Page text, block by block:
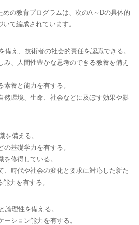
の教育プログラムは、次のA～Dの具体的
て編成されています。
備え、技術者の社会的責任を認識できる。
み、人間性豊かな思考のできる教養を備え
養と能力を有する。
然環境、生命、社会などに及ぼす効果や影
を備える。
基礎学力を有する。
修得している。
、時代や社会の変化と要求に対応した新た
力を有する。
論理性を備える。
ション能力を有する。